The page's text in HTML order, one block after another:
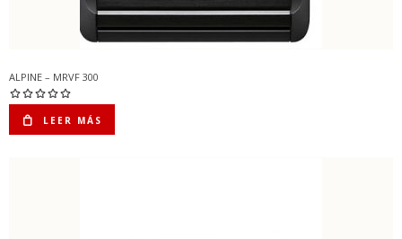
ALPINE – MRVF 300
LEER MÁS